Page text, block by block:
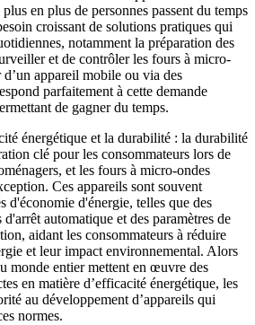
en plus de personnes passent du temps
croissant de solutions pratiques qui
notamment la préparation des
et de contrôler les fours à micro-
appareil mobile ou via des
parfaitement à cette demande
de gagner du temps.
énergétique et la durabilité : la durabilité
clé pour les consommateurs lors de
et les fours à micro-ondes
Ces appareils sont souvent
d'économie d'énergie, telles que des
automatique et des paramètres de
aidant les consommateurs à réduire
et leur impact environnemental. Alors
monde entier mettent en œuvre des
en matière d’efficacité énergétique, les
au développement d’appareils qui
normes.